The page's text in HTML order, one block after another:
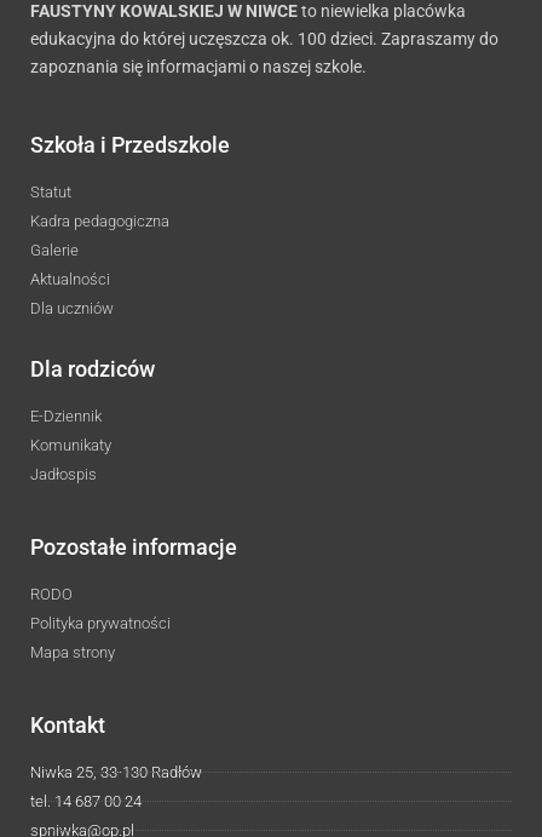
FAUSTYNY KOWALSKIEJ W NIWCEto niewielka placówka
edukacyjna do której uczęszcza ok. 100 dzieci. Zapraszamy do
zapoznania się informacjami o naszej szkole.
Szkoła i Przedszkole
Statut
Kadra pedagogiczna
Galerie
Aktualności
Dla uczniów
Dla rodziców
E-Dziennik
Komunikaty
Jadłospis
Pozostałe informacje
RODO
Polityka prywatności
Mapa strony
Kontakt
Niwka 25, 33-130 Radłów
tel. 14 687 00 24
spniwka@op.pl